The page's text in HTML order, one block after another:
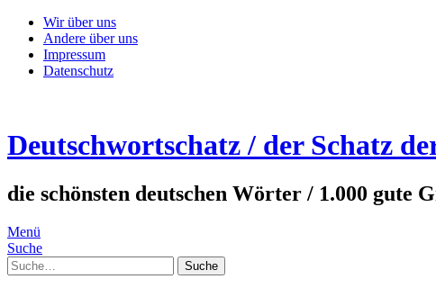
Wir über uns
Andere über uns
Impressum
Datenschutz
Deutschwortschatz / der Schatz
die schönsten deutschen Wörter / 1.000 gute
Menü
Suche
Suche